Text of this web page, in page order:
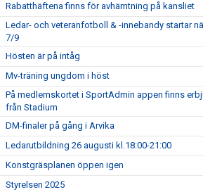
Rabatthäftena finns för avhämtning på kansliet
Ledar- och veteranfotboll & -innebandy startar
7/9
Hösten är på intåg
Mv-träning ungdom i höst
På medlemskortet i SportAdmin appen finns
från Stadium
DM-finaler på gång i Arvika
Ledarutbildning 26 augusti kl.18:00-21:00
Konstgräsplanen öppen igen
Styrelsen 2025